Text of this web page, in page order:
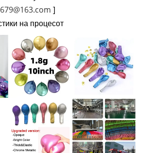
]
на процесот